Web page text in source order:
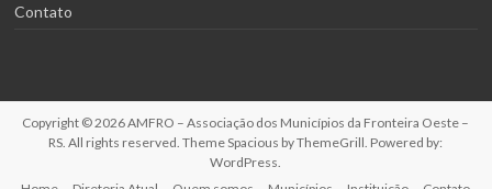
Contato
Copyright © 2026AMFRO – Associação dos Municípios da Fronteira Oeste –
RS . All rights reserved. ThemeSpacious by ThemeGrill. Powered by:
WordPress